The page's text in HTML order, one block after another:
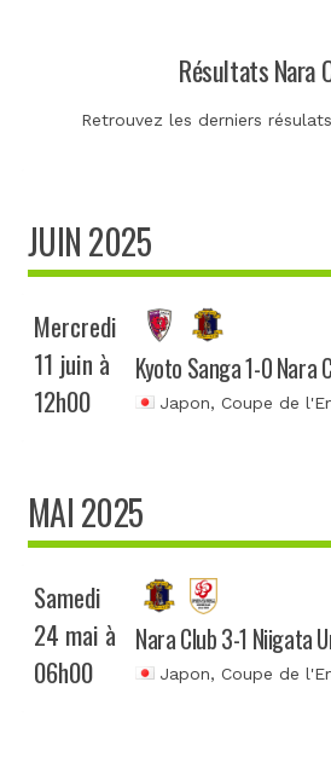
Résultats Nara
Retrouvez les derniers
JUIN 2025
Mercredi
11 juin à
12h00
Kyoto Sanga 1-0 Nara
Japon, Coupe de
MAI 2025
Samedi
24 mai à
06h00
Nara Club 3-1 Niigata
Japon, Coupe de